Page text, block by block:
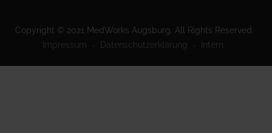
Copyright © 2021 MedWorks Augsburg. All Rights Reserved.
Impressum
Datenschutzerklärung Intern